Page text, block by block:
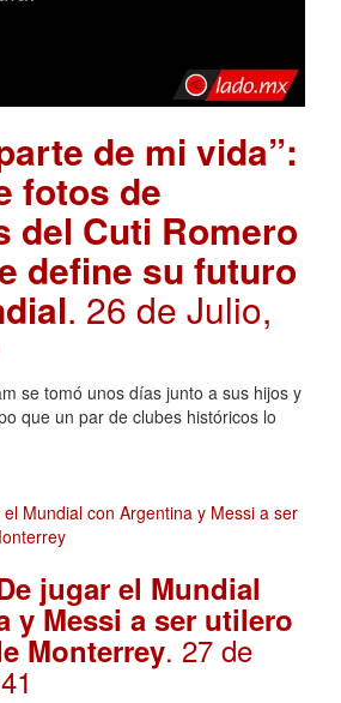
de mi vida”:
fotos de
del Cuti Romero
define su futuro
. 26 de Julio,
se tomó unos días junto a sus hijos y
que un par de clubes históricos lo
jugar el Mundial
y Messi a ser utilero
Monterrey. 27 de